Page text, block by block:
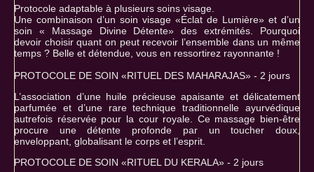
Protocole adaptable à plusieurs soins visage.
Une combinaison d’un soin visage «Éclat de Lumière» et d’un
soin « Massage Divine Détente» des extrémités. Pourquoi
devoir choisir quant on peut recevoir l’ensemble dans un même
temps ? Belle et détendue, vous en ressortirez rayonnante !
PROTOCOLE DE SOIN «RITUEL DES MAHARAJAS» - 2 jours
L’association d’une huile précieuse apaisante et délicatement
parfumée et d’une rare technique traditionnelle ayurvédique
autrefois réservée pour la cour royale. Ce massage bien-être
procure une détente profonde par un toucher doux,
enveloppant, globalisant le corps et l’esprit.
PROTOCOLE DE SOIN «RITUEL DU KERALA» - 2 jours